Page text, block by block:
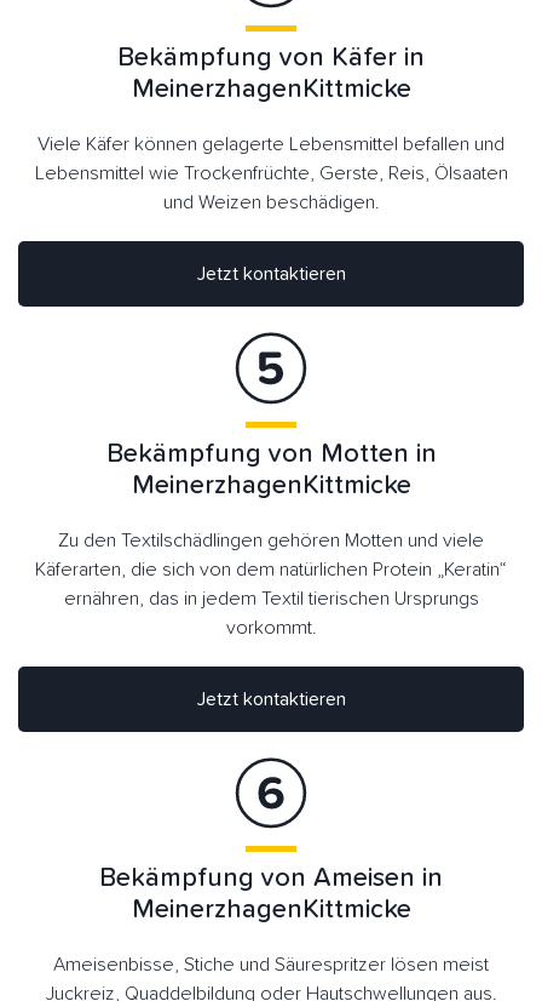
Jetzt kontaktieren
Bekämpfung von Käfer in
MeinerzhagenKittmicke
Viele Käfer können gelagerte Lebensmittel befallen und
Lebensmittel wie Trockenfrüchte, Gerste, Reis, Ölsaaten
und Weizen beschädigen.
Bekämpfung von Motten in
MeinerzhagenKittmicke
Zu den Textilschädlingen gehören Motten und viele
Käferarten, die sich von dem natürlichen Protein „Keratin“
ernähren, das in jedem Textil tierischen Ursprungs
vorkommt.
Jetzt kontaktieren
Bekämpfung von Ameisen in
MeinerzhagenKittmicke
Ameisenbisse, Stiche und Säurespritzer lösen meist
Juckreiz, Quaddelbildung oder Hautschwellungen aus.